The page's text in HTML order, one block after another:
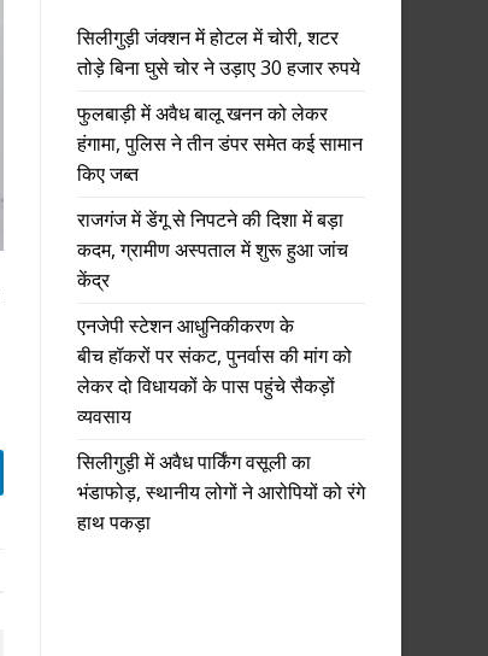
सिलीगुड़ी जंक्शन में होटल में चोरी, शटर
तोड़े बिना घुसे चोर ने उड़ाए 30 हजार रुपये
फुलबाड़ी में अवैध बालू खनन को लेकर
हंगामा, पुलिस ने तीन डंपर समेत कई सामान
किए जब्त
राजगंज में डेंगू से निपटने की दिशा में बड़ा
कदम, ग्रामीण अस्पताल में शुरू हुआ जांच
केंद्र
एनजेपी स्टेशन आधुनिकीकरण के
बीच हॉकरों पर संकट, पुनर्वास की मांग को
लेकर दो विधायकों के पास पहुंचे सैकड़ों
व्यवसाय
सिलीगुड़ी में अवैध पार्किंग वसूली का
भंडाफोड़, स्थानीय लोगों ने आरोपियों को रंगे
हाथ पकड़ा